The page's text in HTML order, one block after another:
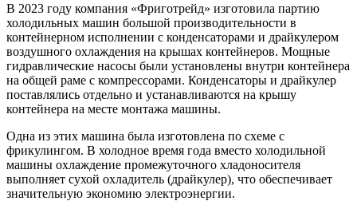
В 2023 году компания «Фриготрейд» изготовила партию
холодильных машин большой производительности в
контейнерном исполнении с конденсаторами и драйкулером
воздушного охлаждения на крышах контейнеров. Мощные
гидравлические насосы были установлены внутри контейнера
на общей раме с компрессорами. Конденсаторы и драйкулер
поставлялись отдельно и устанавливаются на крышу
контейнера на месте монтажа машины.
Одна из этих машина была изготовлена по схеме с
фрикулингом. В холодное время года вместо холодильной
машины охлаждение промежуточного хладоносителя
выполняет сухой охладитель (драйкулер), что обеспечивает
значительную экономию электроэнергии.